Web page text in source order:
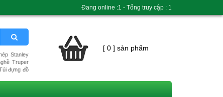
Stanley
Truper
đựng đồ
[ 0 ] sản phẩm
Đang online :1 - Tổng truy cập : 1